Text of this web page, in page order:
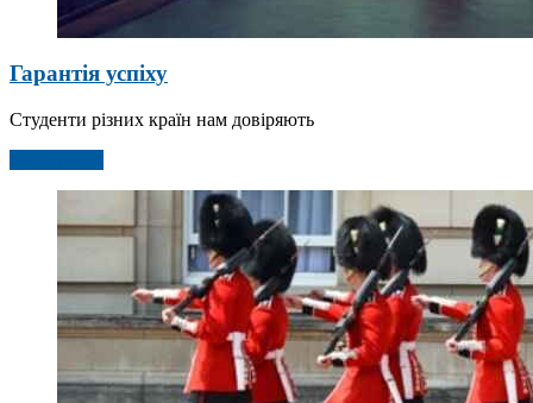
Гарантія успіху
Студенти різних країн нам довіряють